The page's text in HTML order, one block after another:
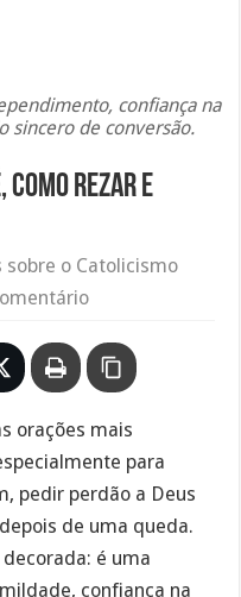
confiança na
sincero de conversão.
Como Rezar e
sobre o Catolicismo
orações mais
para
pedir perdão a Deus
de uma queda.
é uma
confiança na